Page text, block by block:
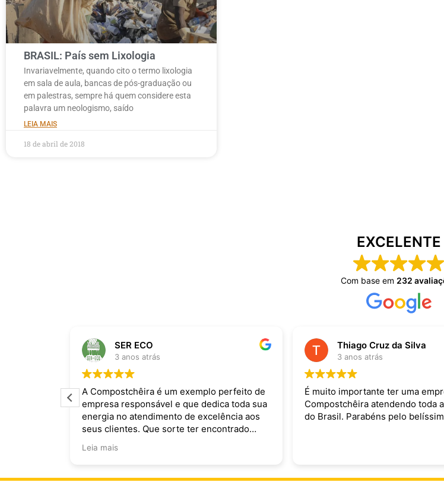
BRASIL: País sem Lixologia
Invariavelmente, quando cito o termo lixologia
em sala de aula, bancas de pós-graduação ou
em palestras, sempre há quem considere esta
palavra um neologismo, saído
LEIA MAIS
18 de abril de 2018
EXCELENTE
Com base em 232
SER ECO
3 anos atrás
A Compostchêira é um exemplo perfeito de
empresa responsável e que dedica toda sua
energia no atendimento de excelência aos
seus clientes. Que sorte ter encontrado
Leia mais
Thiago Cruz da Silva
3 anos atrás
É muito importante ter uma
Compostchêira atendendo toda
do Brasil. Parabéns pelo